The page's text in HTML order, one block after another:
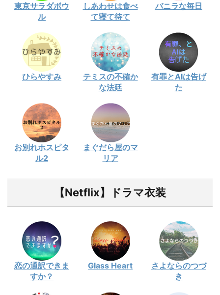
東京サラダボウ
ル
しあわせは食べ
て寝て待て
バニラな毎日
ひらやすみ
テミスの不確か
な法廷
有罪とAIは告げ
た
お別れホスピタ
ル2
まぐだら屋のマ
リア
【Netflix】ドラマ衣装
恋の通訳できま
すか？
Glass Heart
さよならのつづ
き